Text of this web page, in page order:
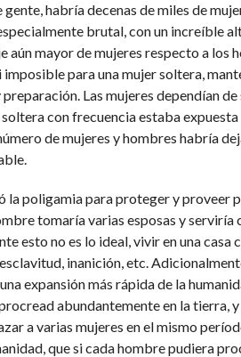
habría decenas de miles de
brutal, con un increíble
aún mayor de mujeres respecto a los
para una mujer soltera,
Las mujeres dependían
con frecuencia estaba
de mujeres y hombres habría
la poligamia para proteger y proveer
tomaría varias esposas y
esto no es lo ideal, vivir en una casa
inanición, etc.
expansión más rápida de la
abundantemente en la tierra, y
a varias mujeres en el mismo
que si cada hombre pudiera